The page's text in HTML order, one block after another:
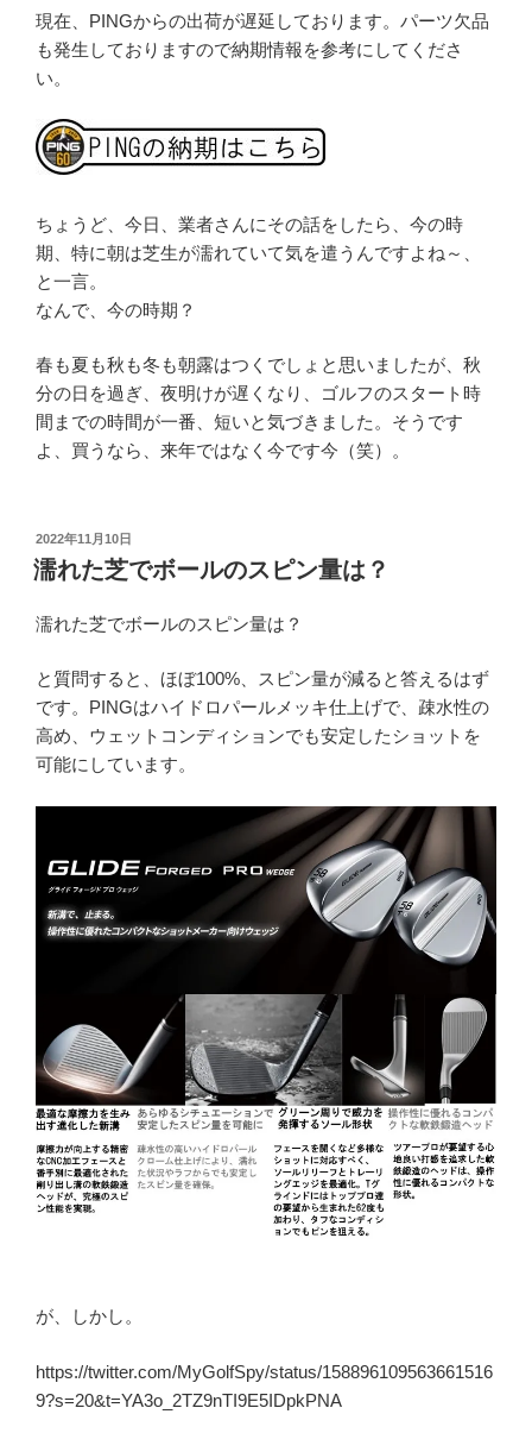
現在、PINGからの出荷が遅延しております。パーツ欠品
も発生しておりますので納期情報を参考にしてくださ
い。
ちょうど、今日、業者さんにその話をしたら、今の時
期、特に朝は芝生が濡れていて気を遣うんですよね～、
と一言。
なんで、今の時期？
春も夏も秋も冬も朝露はつくでしょと思いましたが、秋
分の日を過ぎ、夜明けが遅くなり、ゴルフのスタート時
間までの時間が一番、短いと気づきました。そうです
よ、買うなら、来年ではなく今です今（笑）。
投
稿
日:
2022年11月10日
濡れた芝でボールのスピン量は？
濡れた芝でボールのスピン量は？
と質問すると、ほぼ100%、スピン量が減ると答えるはず
です。PINGはハイドロパールメッキ仕上げで、疎水性の
高め、ウェットコンディションでも安定したショットを
可能にしています。
が、しかし。
https://twitter.com/MyGolfSpy/status/158896109563661516
9?s=20&t=YA3o_2TZ9nTI9E5IDpkPNA